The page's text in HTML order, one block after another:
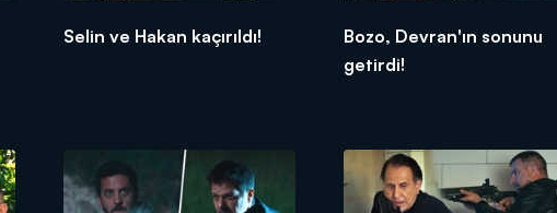
Selin ve Hakan kaçırıldı!
Bozo, Devran'ın sonunu
getirdi!